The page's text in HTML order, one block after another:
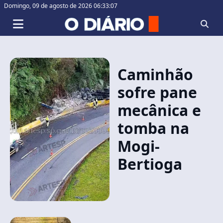
Domingo,09 de agosto de 2026 06:33:07
Caminhão
sofre pane
mecânica e
tomba na
Mogi-
Bertioga